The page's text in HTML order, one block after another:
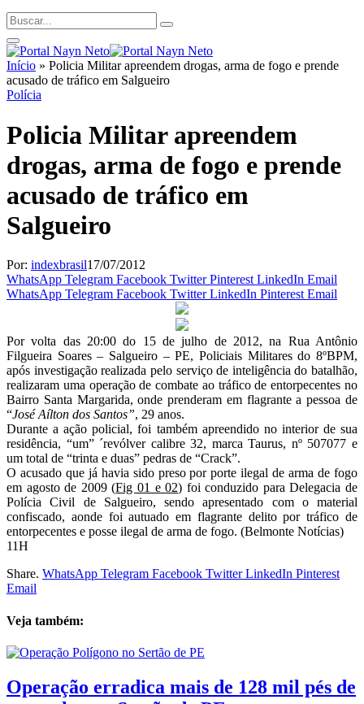
Início » Policia Militar apreendem drogas, arma de fogo e prende
acusado de tráfico em Salgueiro
Polícia
Policia Militar apreendem
drogas, arma de fogo e prende
acusado de tráfico em
Salgueiro
Por: indexbrasil17/07/2012
WhatsApp Telegram Facebook Twitter Pinterest LinkedIn Email
WhatsApp Telegram Facebook Twitter LinkedIn Pinterest Email
Por volta das 20:00 do 15 de julho de 2012, na Rua Antônio
Filgueira Soares – Salgueiro – PE, Policiais Militares do 8ºBPM,
após investigação realizada pelo serviço de inteligência do batalhão,
realizaram uma operação de combate ao tráfico de entorpecentes no
Bairro Santa Margarida, onde prenderam em flagrante a pessoa de
“José Aílton dos Santos”, 29 anos.
Durante a ação policial, foi também apreendido no interior de sua
residência, “um” ´revólver calibre 32, marca Taurus, nº 507077 e
um total de “trinta e duas” pedras de “Crack”.
O acusado que já havia sido preso por porte ilegal de arma de fogo
em agosto de 2009 (Fig 01 e 02) foi conduzido para Delegacia de
Polícia Civil de Salgueiro, sendo apresentado com o material
confiscado, aonde foi autuado em flagrante delito por tráfico de
entorpecentes e posse ilegal de arma de fogo. (Belmonte Notícias)
11H
Share. WhatsApp Telegram Facebook Twitter LinkedIn Pinterest
Email
Veja também:
Operação erradica mais de 128 mil pés de